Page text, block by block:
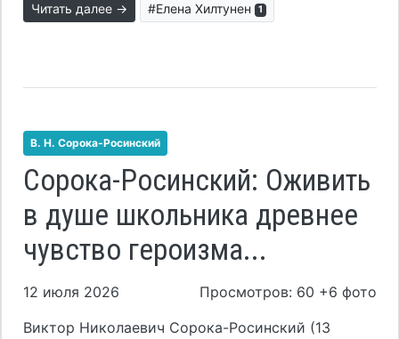
Читать далее → #Елена Хилтунен 1
В. Н. Сорока-Росинский
Сорока-Росинский: Оживить
в душе школьника древнее
чувство героизма...
12 июля 2026
Просмотров: 60 +6 фото
Виктор Николаевич Сорока-Росинский (13